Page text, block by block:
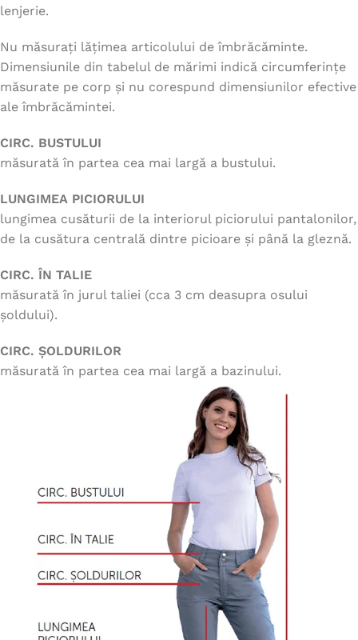
lenjerie.
Nu măsurați lățimea articolului de îmbrăcăminte.
Dimensiunile din tabelul de mărimi indică circumferințe
măsurate pe corp și nu corespund dimensiunilor efective
ale îmbrăcămintei.
CIRC. BUSTULUI
măsurată în partea cea mai largă a bustului.
LUNGIMEA PICIORULUI
lungimea cusăturii de la interiorul piciorului pantalonilor,
de la cusătura centrală dintre picioare și până la gleznă.
CIRC. ÎN TALIE
măsurată în jurul taliei (cca 3 cm deasupra osului
șoldului).
CIRC. ȘOLDURILOR
măsurată în partea cea mai largă a bazinului.